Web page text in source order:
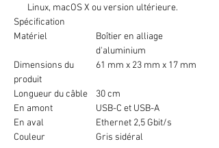
Linux, macOS X ou version ultérieure.
Spécification
Matériel
Boîtier en alliage
d'aluminium
Dimensions du
produit
61 mm x 23 mm x 17 mm
Longueur du câble
30 cm
En amont
USB-C et USB-A
En aval
Ethernet 2,5 Gbit/s
Couleur
Gris sidéral